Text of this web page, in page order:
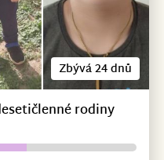
Zbývá 24 dnů
rodiny